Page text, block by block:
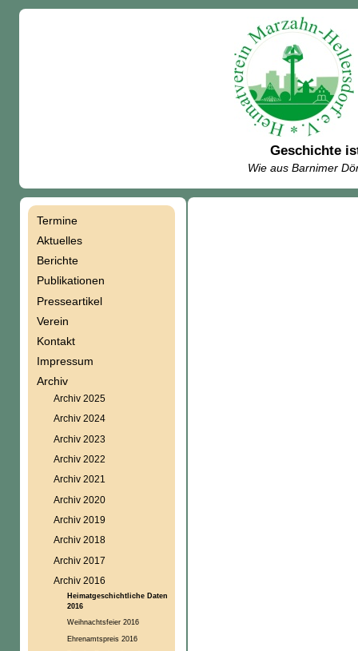
Geschichte
Wie aus Barnimer
Termine
Aktuelles
Berichte
Publikationen
Presseartikel
Verein
Kontakt
Impressum
Archiv
Archiv 2025
Archiv 2024
Archiv 2023
Archiv 2022
Archiv 2021
Archiv 2020
Archiv 2019
Archiv 2018
Archiv 2017
Archiv 2016
Heimatgeschichtliche Daten
2016
Weihnachtsfeier 2016
Ehrenamtspreis 2016